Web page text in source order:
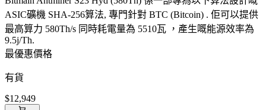
ASIC礦機 SHA-256算法, 專門針對 BTC (Bitcoin) . 佢可以提供
最高算力 580Th/s 同時耗電量為 5510瓦 ，產生嘅能源效率為
9.5j/Th.
最優惠價格
有貨
$12,949